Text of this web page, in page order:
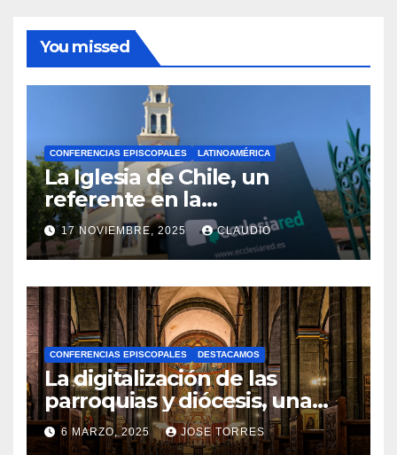
You missed
CONFERENCIAS EPISCOPALES LATINOAMÉRICA
La Iglesia de Chile, un
referente en la
transformación digital
gracias a Ecclesiared
17 NOVIEMBRE, 2025 CLAUDIO
N
O
H
A
Y
C
O
M
CONFERENCIAS EPISCOPALES DESTACAMOS
La digitalización de las
parroquias y diócesis, una
realidad ya para el futuro de
la Iglesia
6 MARZO, 2025 JOSE TORRES